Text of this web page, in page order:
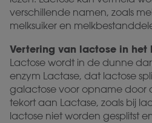
verschillende namen, zoals
melksuiker en
Vertering van lactose in het
Lactose wordt in de dunne
enzym Lactase, dat lactose
galactose voor opname door
tekort aan Lactase, zoals bij
lactose niet worden gesplitst